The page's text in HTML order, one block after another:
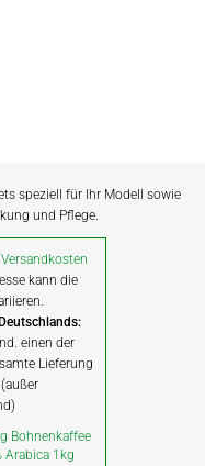
speziell für Ihr Modell sowie
und Pflege.
Versandkosten
kann die
einen der
Lieferung
Bohnenkaffee
Arabica 1kg